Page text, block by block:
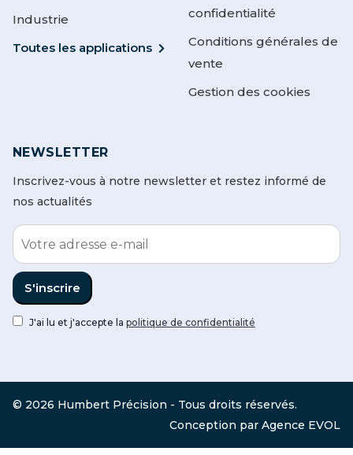
Industrie
Toutes les applications
confidentialité
Conditions générales de
vente
Gestion des cookies
NEWSLETTER
Inscrivez-vous à notre newsletter et restez informé de
nos actualités
J'ai lu et j'accepte la politique de confidentialité
© 2026 Humbert Précision - Tous droits réservés.
Conception par Agence EVOL